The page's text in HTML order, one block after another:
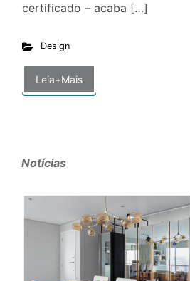
certificado – acaba […]
Design
Leia+Mais
Notícias